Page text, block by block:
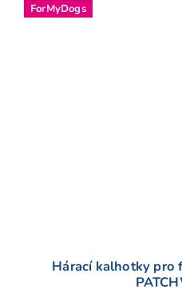
ForMyDogs
Hárací kalhotky pro